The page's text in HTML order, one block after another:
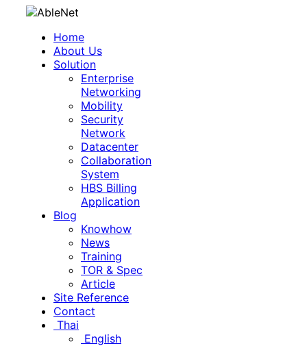
Home
About Us
Solution
Enterprise
Networking
Mobility
Security
Network
Datacenter
Collaboration
System
HBS Billing
Application
Blog
Knowhow
News
Training
TOR & Spec
Article
Site Reference
Contact
Thai
English